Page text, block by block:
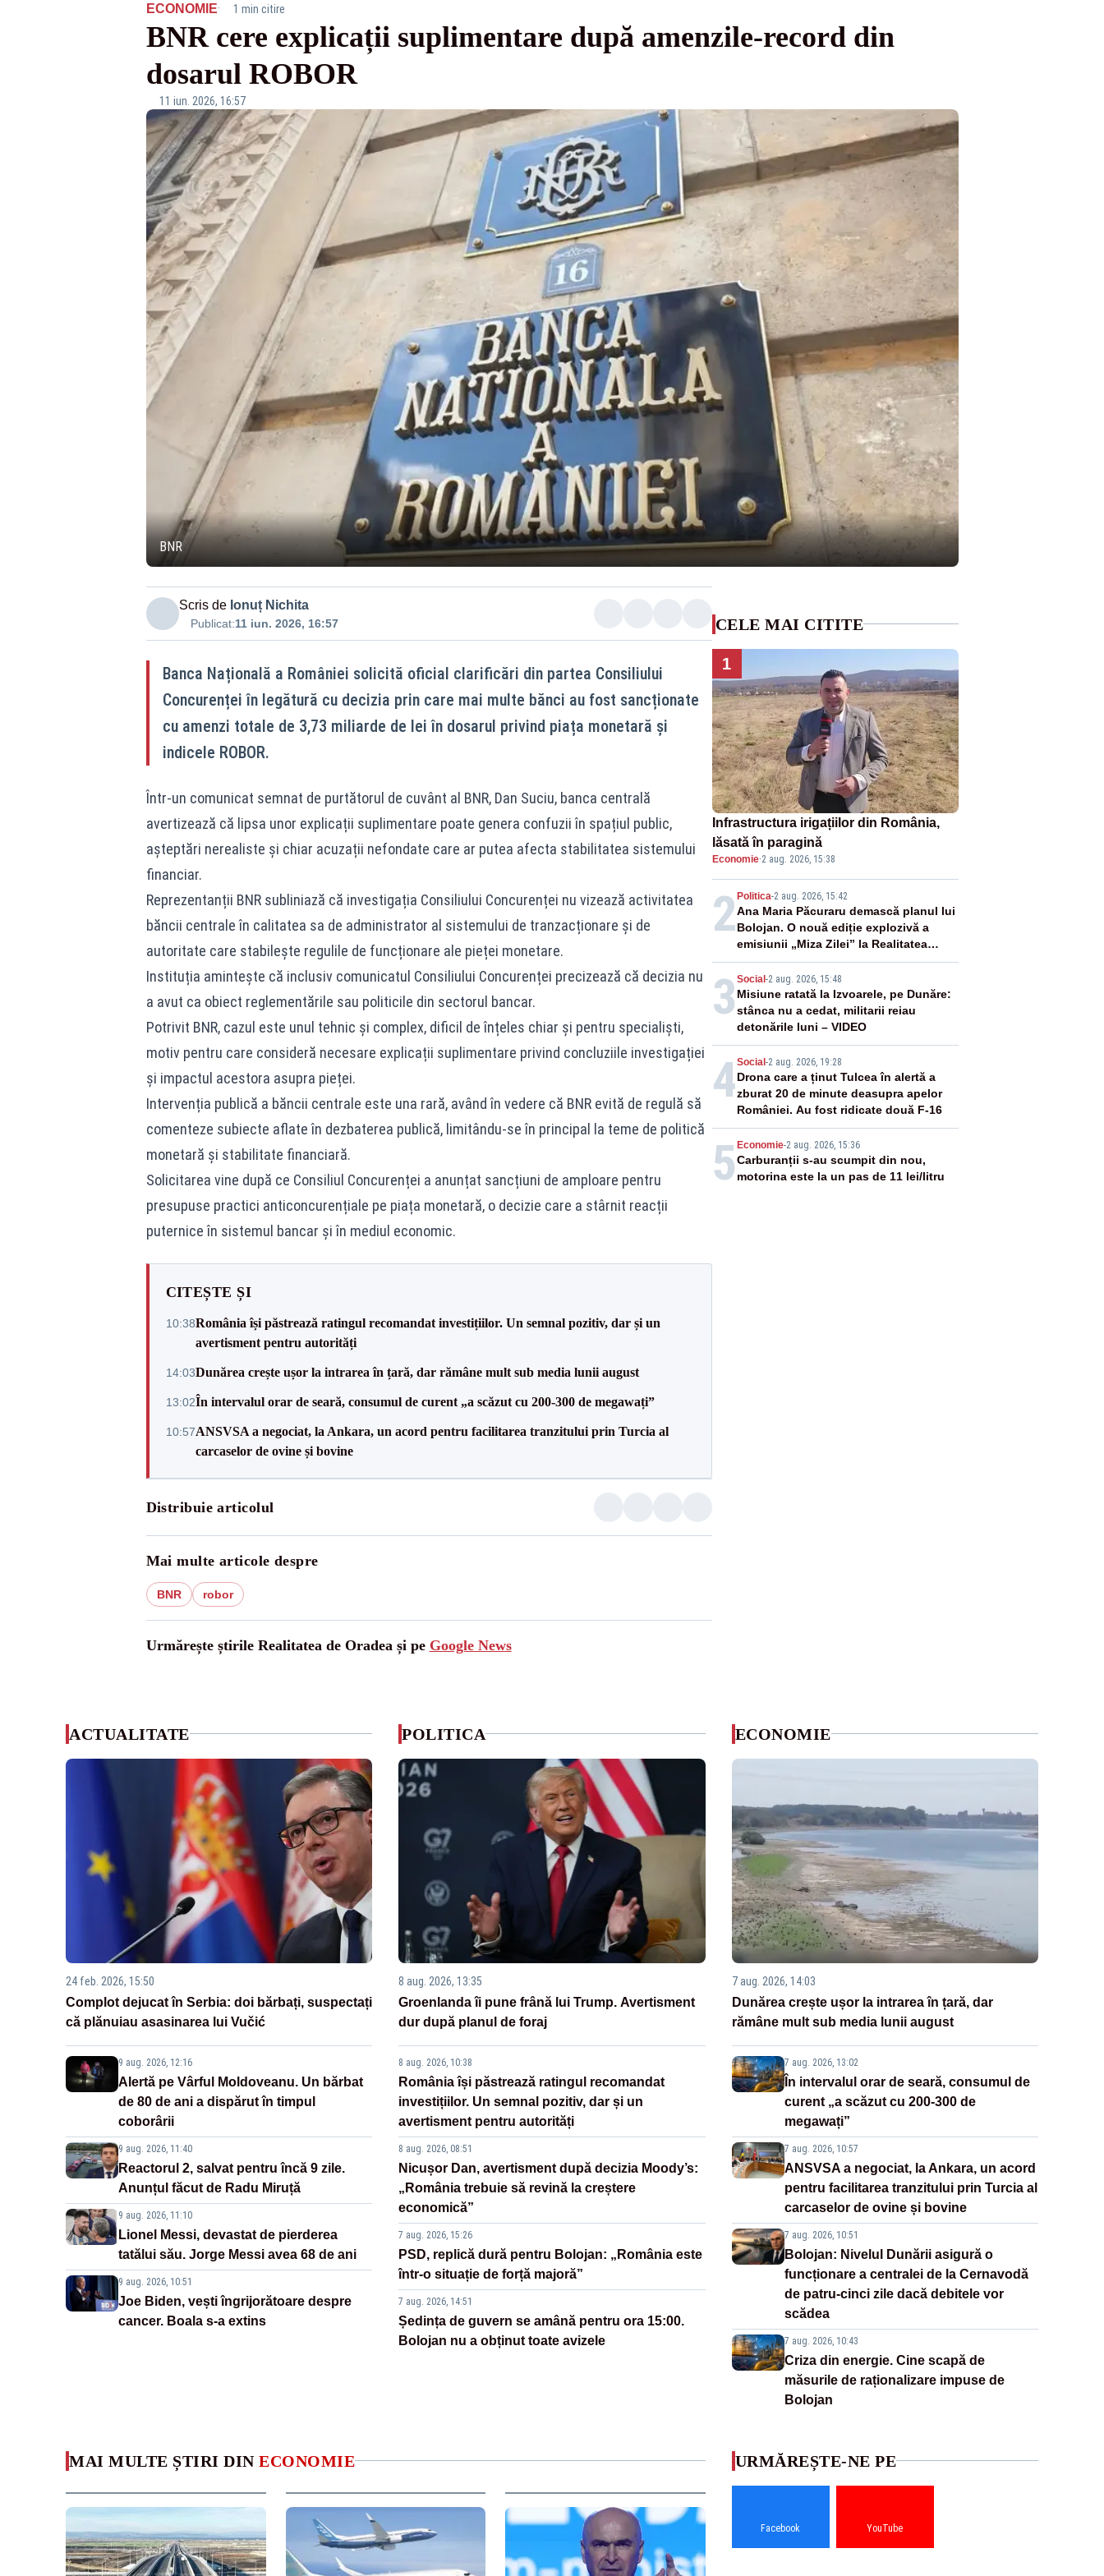
ECONOMIE· 1 min citire
BNR cere explicații suplimentare după amenzile-record din
dosarul ROBOR
11 iun. 2026, 16:57
BNR
Scris de Ionuț Nichita
Publicat:11 iun. 2026, 16:57
Banca Națională a României solicită oficial clarificări din partea Consiliului
Concurenței în legătură cu decizia prin care mai multe bănci au fost sancționate
cu amenzi totale de 3,73 miliarde de lei în dosarul privind piața monetară și
indicele ROBOR.
Într-un comunicat semnat de purtătorul de cuvânt al BNR, Dan Suciu, banca centrală
avertizează că lipsa unor explicații suplimentare poate genera confuzii în spațiul public,
așteptări nerealiste și chiar acuzații nefondate care ar putea afecta stabilitatea sistemului
financiar.
Reprezentanții BNR subliniază că investigația Consiliului Concurenței nu vizează activitatea
băncii centrale în calitatea sa de administrator al sistemului de tranzacționare și de
autoritate care stabilește regulile de funcționare ale pieței monetare.
Instituția amintește că inclusiv comunicatul Consiliului Concurenței precizează că decizia nu
a avut ca obiect reglementările sau politicile din sectorul bancar.
Potrivit BNR, cazul este unul tehnic și complex, dificil de înțeles chiar și pentru specialiști,
motiv pentru care consideră necesare explicații suplimentare privind concluziile investigației
și impactul acestora asupra pieței.
Intervenția publică a băncii centrale este una rară, având în vedere că BNR evită de regulă să
comenteze subiecte aflate în dezbaterea publică, limitându-se în principal la teme de politică
monetară și stabilitate financiară.
Solicitarea vine după ce Consiliul Concurenței a anunțat sancțiuni de amploare pentru
presupuse practici anticoncurențiale pe piața monetară, o decizie care a stârnit reacții
puternice în sistemul bancar și în mediul economic.
CITEȘTE ȘI
10:38România își păstrează ratingul recomandat investițiilor. Un semnal pozitiv, dar și un
avertisment pentru autorități
14:03Dunărea crește ușor la intrarea în țară, dar rămâne mult sub media lunii august
13:02În intervalul orar de seară, consumul de curent „a scăzut cu 200-300 de megawați”
10:57ANSVSA a negociat, la Ankara, un acord pentru facilitarea tranzitului prin Turcia al
carcaselor de ovine și bovine
Distribuie articolul
Mai multe articole despre
BNR robor
Urmărește știrile Realitatea de Oradea și pe Google News
CELE MAI CITITE
1
Infrastructura irigațiilor din România,
lăsată în paragină
Economie·2 aug. 2026, 15:38
2Politica-2 aug. 2026, 15:42
Ana Maria Păcuraru demască planul lui
Bolojan. O nouă ediție explozivă a
emisiunii „Miza Zilei” la Realitatea
PLUS
3 Social-2 aug. 2026, 15:48
Misiune ratată la Izvoarele, pe Dunăre:
stânca nu a cedat, militarii reiau
detonările luni – VIDEO
4Social-2 aug. 2026, 19:28
Drona care a ținut Tulcea în alertă a
zburat 20 de minute deasupra apelor
României. Au fost ridicate două F-16
5 Economie-2 aug. 2026, 15:36
Carburanții s-au scumpit din nou,
motorina este la un pas de 11 lei/litru
ACTUALITATE
24 feb. 2026, 15:50
Complot dejucat în Serbia: doi bărbați, suspectați
că plănuiau asasinarea lui Vučić
9 aug. 2026, 12:16
Alertă pe Vârful Moldoveanu. Un bărbat
de 80 de ani a dispărut în timpul
coborârii
9 aug. 2026, 11:40
Reactorul 2, salvat pentru încă 9 zile.
Anunțul făcut de Radu Miruță
9 aug. 2026, 11:10
Lionel Messi, devastat de pierderea
tatălui său. Jorge Messi avea 68 de ani
9 aug. 2026, 10:51
Joe Biden, vești îngrijorătoare despre
cancer. Boala s-a extins
POLITICA
8 aug. 2026, 13:35
Groenlanda îi pune frână lui Trump. Avertisment
dur după planul de foraj
8 aug. 2026, 10:38
România își păstrează ratingul recomandat
investițiilor. Un semnal pozitiv, dar și un
avertisment pentru autorități
8 aug. 2026, 08:51
Nicușor Dan, avertisment după decizia Moody’s:
„România trebuie să revină la creștere
economică”
7 aug. 2026, 15:26
PSD, replică dură pentru Bolojan: „România este
într-o situație de forță majoră”
7 aug. 2026, 14:51
Ședința de guvern se amână pentru ora 15:00.
Bolojan nu a obținut toate avizele
ECONOMIE
7 aug. 2026, 14:03
Dunărea crește ușor la intrarea în țară, dar
rămâne mult sub media lunii august
7 aug. 2026, 13:02
În intervalul orar de seară, consumul de
curent „a scăzut cu 200-300 de
megawați”
7 aug. 2026, 10:57
ANSVSA a negociat, la Ankara, un acord
pentru facilitarea tranzitului prin Turcia al
carcaselor de ovine și bovine
7 aug. 2026, 10:51
Bolojan: Nivelul Dunării asigură o
funcționare a centralei de la Cernavodă
de patru-cinci zile dacă debitele vor
scădea
7 aug. 2026, 10:43
Criza din energie. Cine scapă de
măsurile de raționalizare impuse de
Bolojan
MAI MULTE ȘTIRI DIN ECONOMIE URMĂREȘTE-NE PE
Facebook YouTube